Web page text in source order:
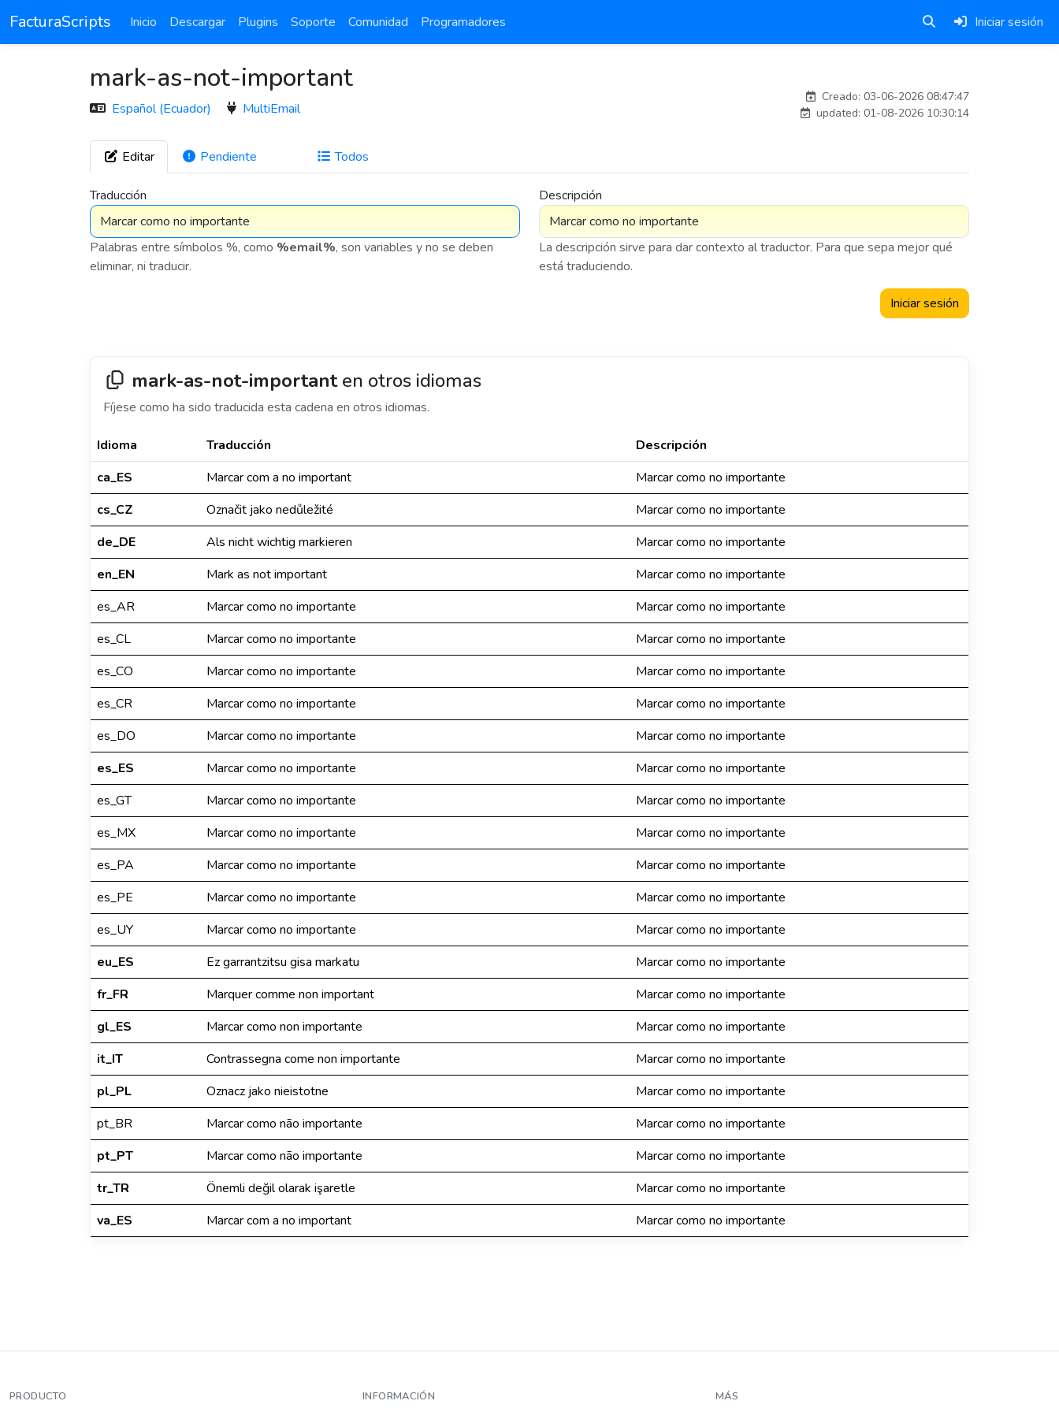
FacturaScripts Inicio Descargar Plugins Soporte Comunidad Programadores Iniciar sesión
mark-as-not-important
Español (Ecuador) MultiEmail
Creado: 03-06-2026 08:47:47
updated: 01-08-2026 10:30:14
Editar Pendiente Todos
Traducción
Palabras entre símbolos %, como %email%, son variables y no se deben
eliminar, ni traducir.
Descripción
La descripción sirve para dar contexto al traductor. Para que sepa mejor qué
está traduciendo.
Iniciar sesión
mark-as-not-importanten otros idiomas
Fíjese como ha sido traducida esta cadena en otros idiomas.
Idioma Traducción
Descripción
ca_ES
Marcar com a no important
Marcar como no importante
cs_CZ
Označit jako nedůležité
Marcar como no importante
de_DE
Als nicht wichtig markieren
Marcar como no importante
en_EN
Mark as not important
Marcar como no importante
es_AR
Marcar como no importante
Marcar como no importante
es_CL
Marcar como no importante
Marcar como no importante
es_CO
Marcar como no importante
Marcar como no importante
es_CR
Marcar como no importante
Marcar como no importante
es_DO
Marcar como no importante
Marcar como no importante
es_ES
Marcar como no importante
Marcar como no importante
es_GT
Marcar como no importante
Marcar como no importante
es_MX
Marcar como no importante
Marcar como no importante
es_PA
Marcar como no importante
Marcar como no importante
es_PE
Marcar como no importante
Marcar como no importante
es_UY
Marcar como no importante
Marcar como no importante
eu_ES
Ez garrantzitsu gisa markatu
Marcar como no importante
fr_FR
Marquer comme non important
Marcar como no importante
gl_ES
Marcar como non importante
Marcar como no importante
it_IT
Contrassegna come non importante
Marcar como no importante
pl_PL
Oznacz jako nieistotne
Marcar como no importante
pt_BR
Marcar como não importante
Marcar como no importante
pt_PT
Marcar como não importante
Marcar como no importante
tr_TR
Önemli değil olarak işaretle
Marcar como no importante
va_ES
Marcar com a no important Marcar como no importante
PRODUCTO INFORMACIÓN MÁS